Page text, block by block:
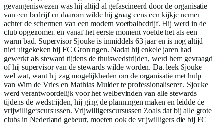
gevangeniswezen was hij altijd al gefascineerd door de organisatie
van een bedrijf en daarom wilde hij graag eens een kijkje nemen
achter de schermen van een modern voetbalbedrijf. Hij werd in de
club opgenomen en vanaf het eerste moment voelde het als een
warm bad. Supervisor Sjouke is inmiddels 63 jaar en is nog altijd
niet uitgekeken bij FC Groningen. Nadat hij enkele jaren had
gewerkt als steward tijdens de thuiswedstrijden, werd hem gevraagd
of hij supervisor van de stewards wilde worden. Dat leek Sjouke
wel wat, want hij zag mogelijkheden om de organisatie met hulp
van Wim de Vries en Mathias Mulder te professionaliseren. Sjouke
werd verantwoordelijk voor het welbevinden van alle stewards
tijdens de wedstrijden, hij ging de planningen maken en leidde de
vrijwilligerscursussen. Vrijwilligerscursussen Zoals dat bij alle grote
clubs in Nederland gebeurt, moeten ook de vrijwilligers die bij FC